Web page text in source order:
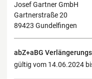
Josef Gartner GmbH
Gartnerstraße 20
89423 Gundelfingen
abZ+aBG
gültig vom 14.06.2024